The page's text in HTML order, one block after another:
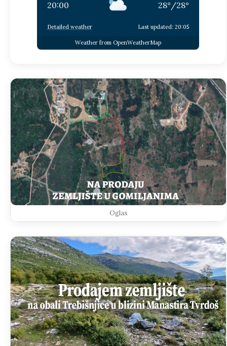
20:00 28° /28°
Detailed weather Last updated: 20:05
Weather from OpenWeatherMap
Oglas